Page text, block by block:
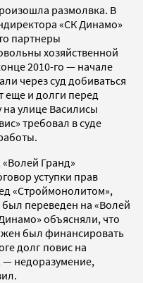
размолвка. В
«СК Динамо»
партнеры
хозяйственной
2010-го — начале
через суд добиваться
еще и долги перед
на улице Василисы
требовал в суде
Гранд»
уступки прав
«Строймонолитом»,
переведен на «Волей
объясняли, что
был финансировать
долг повис на
— недоразумение,